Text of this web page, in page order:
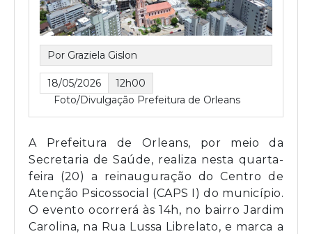
Por Graziela Gislon
18/05/2026
12h00
Foto/Divulgação Prefeitura de Orleans
A Prefeitura de Orleans, por meio da
Secretaria de Saúde, realiza nesta quarta-
feira (20) a reinauguração do Centro de
Atenção Psicossocial (CAPS I) do município.
O evento ocorrerá às 14h, no bairro Jardim
Carolina, na Rua Lussa Librelato, e marca a